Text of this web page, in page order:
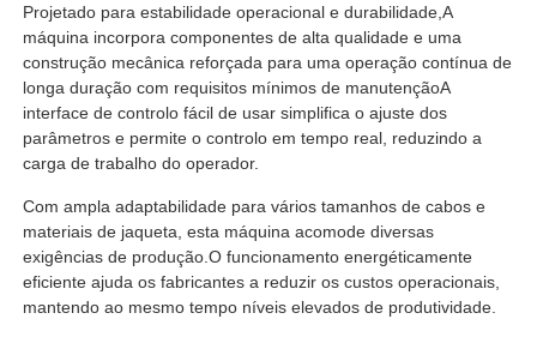
Projetado para estabilidade operacional e durabilidade,A
máquina incorpora componentes de alta qualidade e uma
construção mecânica reforçada para uma operação contínua de
longa duração com requisitos mínimos de manutençãoA
interface de controlo fácil de usar simplifica o ajuste dos
parâmetros e permite o controlo em tempo real, reduzindo a
carga de trabalho do operador.
Com ampla adaptabilidade para vários tamanhos de cabos e
materiais de jaqueta, esta máquina acomode diversas
exigências de produção.O funcionamento energéticamente
eficiente ajuda os fabricantes a reduzir os custos operacionais,
mantendo ao mesmo tempo níveis elevados de produtividade.